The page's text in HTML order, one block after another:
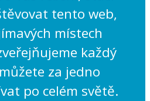
tento web,
místech
každý
za jedno
po celém světě.